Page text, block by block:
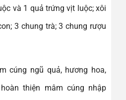
và 1 quả trứng vịt luộc; xôi
3 chung trà; 3 chung rượu
cúng ngũ quả, hương hoa,
thiện mâm cúng nhập